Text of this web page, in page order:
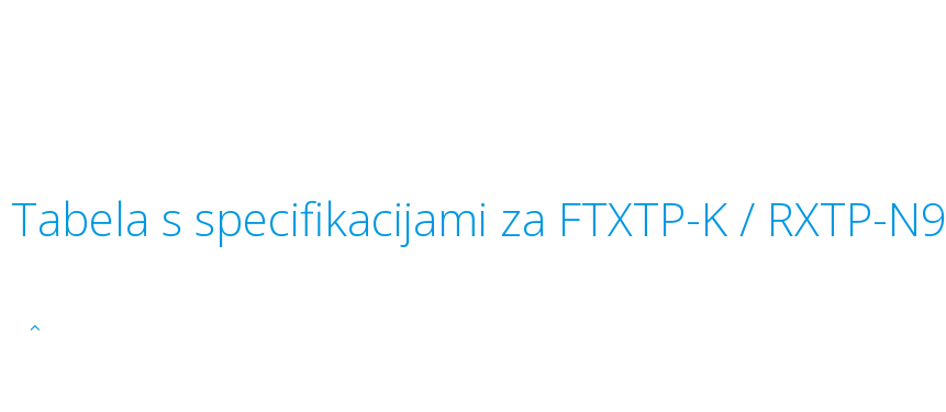
Tabela s specifikacijami za FTXTP-K / RXTP-N9